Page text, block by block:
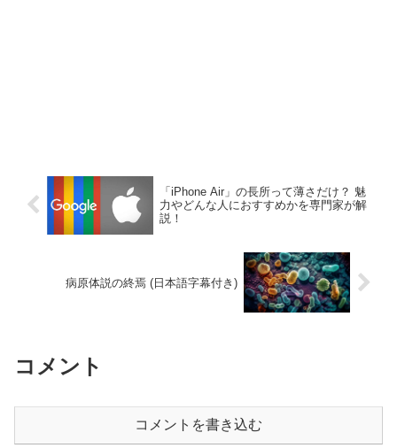
「iPhone Air」の長所って薄さだけ？ 魅
力やどんな人におすすめかを専門家が解
説！
病原体説の終焉 (日本語字幕付き)
コメント
コメントを書き込む